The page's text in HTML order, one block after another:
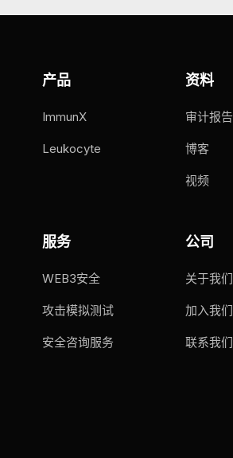
产品
ImmunX
Leukocyte
资料
审计报告
博客
视频
服务
WEB3安全
攻击模拟测试
安全咨询服务
公司
关于我们
加入我们
联系我们